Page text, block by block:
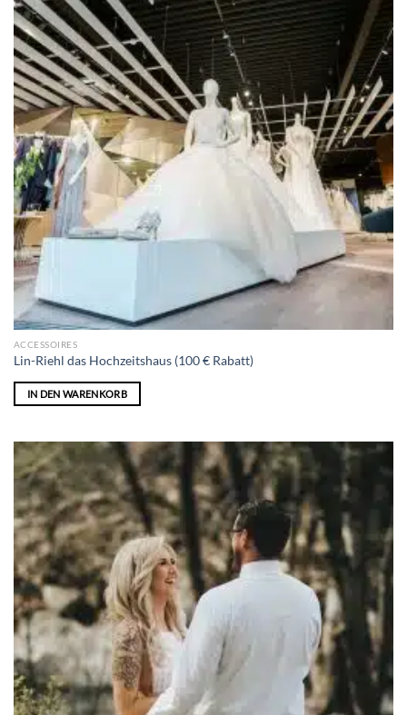
ACCESSOIRES
Lin-Riehl das Hochzeitshaus (100 € Rabatt)
IN DEN WARENKORB